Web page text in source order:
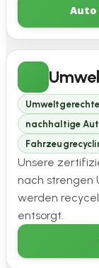
Auto
nachhaltige
Unsere
nach strengen
werden
entsorgt.